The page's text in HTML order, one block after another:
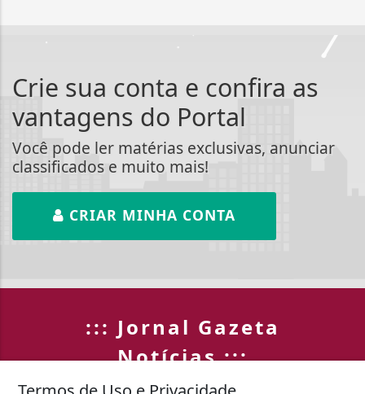
Crie sua conta e confira as
vantagens do Portal
Você pode ler matérias exclusivas, anunciar
classificados e muito mais!
CRIAR MINHA CONTA
::: Jornal Gazeta
Notícias :::